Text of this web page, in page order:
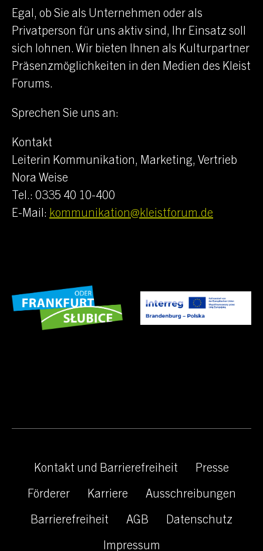
Egal, ob Sie als Unternehmen oder als
Privatperson für uns aktiv sind, Ihr Einsatz soll
sich lohnen. Wir bieten Ihnen als Kulturpartner
Präsenzmöglichkeiten in den Medien des Kleist
Forums.
Sprechen Sie uns an:
Kontakt
Leiterin Kommunikation, Marketing, Vertrieb
Nora Weise
Tel.: 0335 40 10-400
E-Mail: kommunikation@kleistforum.de
Kontakt und Barrierefreiheit
Presse
Förderer
Karriere
Ausschreibungen
Barrierefreiheit
AGB
Datenschutz
Impressum